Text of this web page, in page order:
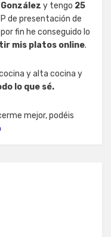
y tengo 25
de presentación de
fin he conseguido lo
mis platos online.
y alta cocina y
lo que sé.
mejor, podéis